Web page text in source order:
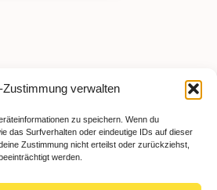
Zustimmung verwalten
zu speichern. Wenn du
das Surfverhalten oder eindeutige IDs auf dieser
Zustimmung nicht erteilst oder zurückziehst,
werden.